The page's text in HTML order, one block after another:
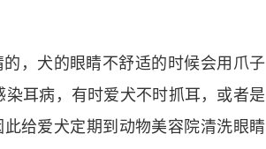
，犬的眼睛不舒适的时候会用爪子
耳病，有时爱犬不时抓耳，或者是
给爱犬定期到动物美容院清洗眼睛